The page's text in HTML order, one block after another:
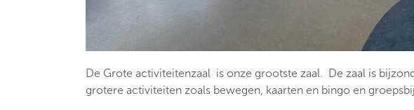
De Grote activiteitenzaal is onze grootste zaal. De zaal is
grotere activiteiten zoals bewegen, kaarten en bingo en